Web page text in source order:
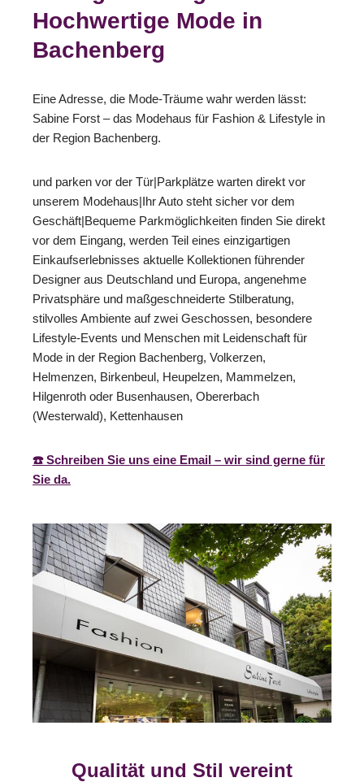
Hochwertige Mode in
Bachenberg
Eine Adresse, die Mode-Träume wahr werden lässt:
Sabine Forst – das Modehaus für Fashion & Lifestyle in
der Region Bachenberg.
und parken vor der Tür|Parkplätze warten direkt vor
unserem Modehaus|Ihr Auto steht sicher vor dem
Geschäft|Bequeme Parkmöglichkeiten finden Sie direkt
vor dem Eingang, werden Teil eines einzigartigen
Einkaufserlebnisses aktuelle Kollektionen führender
Designer aus Deutschland und Europa, angenehme
Privatsphäre und maßgeschneiderte Stilberatung,
stilvolles Ambiente auf zwei Geschossen, besondere
Lifestyle-Events und Menschen mit Leidenschaft für
Mode in der Region Bachenberg, Volkerzen,
Helmenzen, Birkenbeul, Heupelzen, Mammelzen,
Hilgenroth oder Busenhausen, Obererbach
(Westerwald), Kettenhausen
☎️ Schreiben Sie uns eine Email – wir sind gerne für
Sie da.
Qualität und Stil vereint